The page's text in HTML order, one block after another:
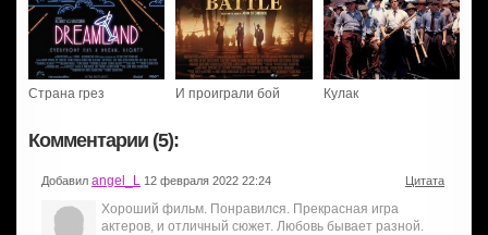
Страна грез И проиграли бой Кулак
Комментарии (5):
Добавил angel_L 12 февраля 2022 22:24 Цитата
Хороший фильм. Понравился. Прекрасная игра
актеров, и отличный сюжет. Любовь бывает разной.